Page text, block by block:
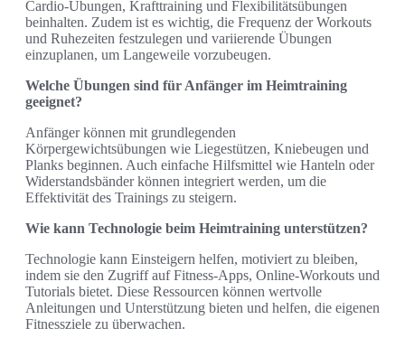
Cardio-Übungen, Krafttraining und Flexibilitätsübungen
beinhalten. Zudem ist es wichtig, die Frequenz der Workouts
und Ruhezeiten festzulegen und variierende Übungen
einzuplanen, um Langeweile vorzubeugen.
Welche Übungen sind für Anfänger im Heimtraining
geeignet?
Anfänger können mit grundlegenden
Körpergewichtsübungen wie Liegestützen, Kniebeugen und
Planks beginnen. Auch einfache Hilfsmittel wie Hanteln oder
Widerstandsbänder können integriert werden, um die
Effektivität des Trainings zu steigern.
Wie kann Technologie beim Heimtraining unterstützen?
Technologie kann Einsteigern helfen, motiviert zu bleiben,
indem sie den Zugriff auf Fitness-Apps, Online-Workouts und
Tutorials bietet. Diese Ressourcen können wertvolle
Anleitungen und Unterstützung bieten und helfen, die eigenen
Fitnessziele zu überwachen.